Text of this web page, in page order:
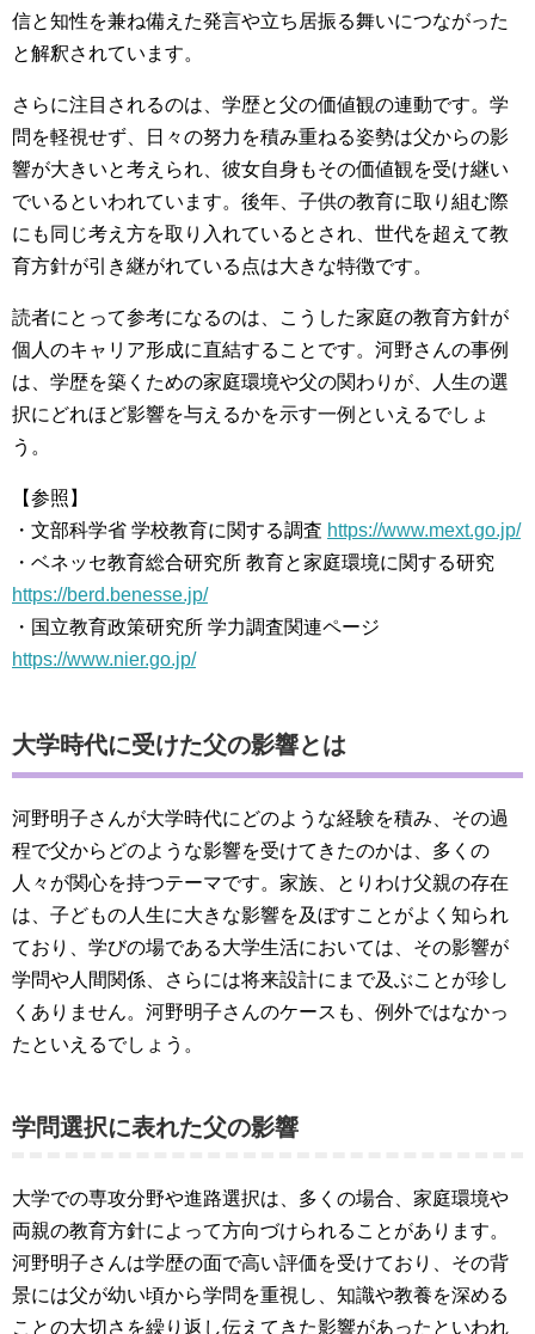
信と知性を兼ね備えた発言や立ち居振る舞いにつながった
と解釈されています。
さらに注目されるのは、学歴と父の価値観の連動です。学
問を軽視せず、日々の努力を積み重ねる姿勢は父からの影
響が大きいと考えられ、彼女自身もその価値観を受け継い
でいるといわれています。後年、子供の教育に取り組む際
にも同じ考え方を取り入れているとされ、世代を超えて教
育方針が引き継がれている点は大きな特徴です。
読者にとって参考になるのは、こうした家庭の教育方針が
個人のキャリア形成に直結することです。河野さんの事例
は、学歴を築くための家庭環境や父の関わりが、人生の選
択にどれほど影響を与えるかを示す一例といえるでしょ
う。
【参照】
・文部科学省 学校教育に関する調査 https://www.mext.go.jp/
・ベネッセ教育総合研究所 教育と家庭環境に関する研究
https://berd.benesse.jp/
・国立教育政策研究所 学力調査関連ページ
https://www.nier.go.jp/
大学時代に受けた父の影響とは
河野明子さんが大学時代にどのような経験を積み、その過
程で父からどのような影響を受けてきたのかは、多くの
人々が関心を持つテーマです。家族、とりわけ父親の存在
は、子どもの人生に大きな影響を及ぼすことがよく知られ
ており、学びの場である大学生活においては、その影響が
学問や人間関係、さらには将来設計にまで及ぶことが珍し
くありません。河野明子さんのケースも、例外ではなかっ
たといえるでしょう。
学問選択に表れた父の影響
大学での専攻分野や進路選択は、多くの場合、家庭環境や
両親の教育方針によって方向づけられることがあります。
河野明子さんは学歴の面で高い評価を受けており、その背
景には父が幼い頃から学問を重視し、知識や教養を深める
ことの大切さを繰り返し伝えてきた影響があったといわれ